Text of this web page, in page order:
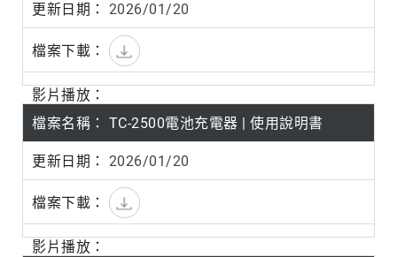
2026/01/20
TC-2500電池充電器 | 使用說明書
2026/01/20